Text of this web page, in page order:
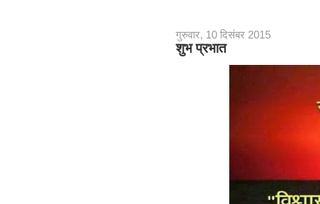
गुरुवार, 10 दिसंबर 2015
शुभ प्रभात